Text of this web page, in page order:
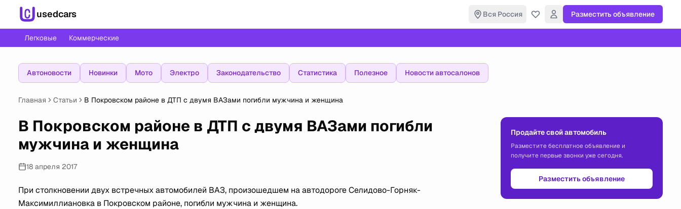
usedcars Вся Россия Разместить объявление
Легковые Коммерческие
Автоновости Новинки Мото Электро Законодательство Статистика Полезное Новости автосалонов
Главная Статьи В Покровском районе в ДТП с двумя ВАЗами погибли мужчина и женщина
В Покровском районе в ДТП с двумя ВАЗами погибли
мужчина и женщина
18 апреля 2017
При столкновении двух встречных автомобилей ВАЗ, произошедшем на автодороге Селидово-Горняк-
Максимиллиановка в Покровском районе, погибли мужчина и женщина.
Продайте свой автомобиль
Разместите бесплатное объявление и
получите первые звонки уже сегодня.
Разместить объявление